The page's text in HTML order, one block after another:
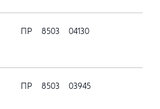
ПР 8503 04130
ПР 8503 03945